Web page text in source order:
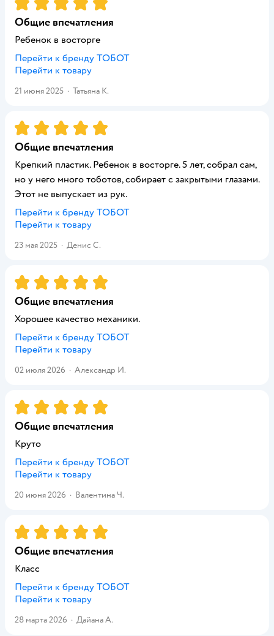
Общие впечатления
Ребенок в восторге
Перейти к бренду ТОБОТ
Перейти к товару
21 июня 2025 · Татьяна К.
Рейтинг:5
Общие впечатления
Крепкий пластик. Ребенок в восторге. 5 лет, собрал сам,
но у него много тоботов, собирает с закрытыми глазами.
Этот не выпускает из рук.
Перейти к бренду ТОБОТ
Перейти к товару
23 мая 2025 · Денис С.
Рейтинг:5
Общие впечатления
Хорошее качество механики.
Перейти к бренду ТОБОТ
Перейти к товару
02 июля 2026 · Александр И.
Рейтинг:5
Общие впечатления
Круто
Перейти к бренду ТОБОТ
Перейти к товару
20 июня 2026 · Валентина Ч.
Рейтинг:5
Общие впечатления
Класс
Перейти к бренду ТОБОТ
Перейти к товару
28 марта 2026 · Дайана А.